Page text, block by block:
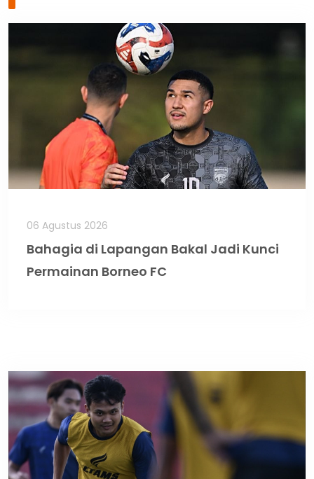
06 Agustus 2026
Bahagia di Lapangan Bakal Jadi Kunci
Permainan Borneo FC